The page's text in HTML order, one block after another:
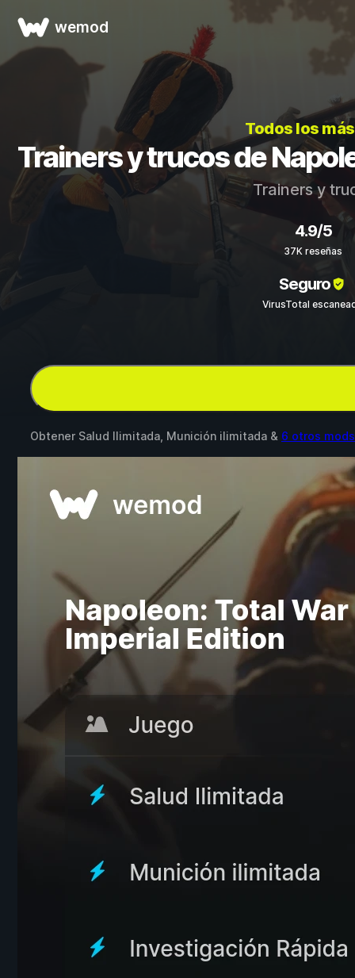
wemod
Todos los
Trainers y trucos de
Trainers y
4.9/5
37K reseñas
Seguro
VirusTotal
Obtener Salud Ilimitada, Munición ilimitada & 6 otros mods